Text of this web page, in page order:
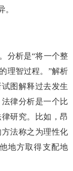
。
分析是“将一个整
理智过程。”解析
图解释过去发生
律分析是一个比
研究。比如，昂
法称之为理性化
地方取得支配地